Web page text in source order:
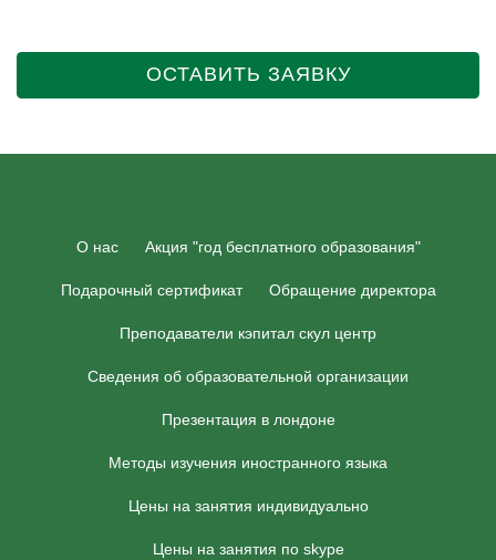
ОСТАВИТЬ ЗАЯВКУ
О нас Акция "год бесплатного образования"
Подарочный сертификат Обращение директора
Преподаватели кэпитал скул центр
Сведения об образовательной организации
Презентация в лондоне
Методы изучения иностранного языка
Цены на занятия индивидуально
Цены на занятия по skype